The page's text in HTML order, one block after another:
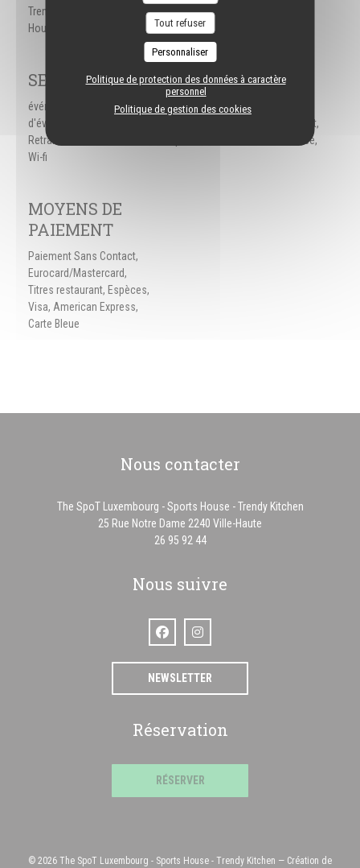
Tout refuser
Personnaliser
Politique de protection des données à caractère
personnel
Politique de gestion des cookies
Trendy Kitchen, Sports
House
SERVICES
événements d’entreprises, événements sportifs, Organisation
d'événements, Evénements sportifs retransmis sur écran géant,
Retransmission d'évènements sportifs, Climatisation, Terrasse,
Wi-fi
MOYENS DE
PAIEMENT
Paiement Sans Contact,
Eurocard/Mastercard,
Titres restaurant, Espèces,
Visa, American Express,
Carte Bleue
Nous contacter
The SpoT Luxembourg - Sports House - Trendy Kitchen
25 Rue Notre Dame 2240 Ville-Haute
26 95 92 44
Nous suivre
Facebook ((ouvre une nouvelle fenêtre))
Instagram ((ouvre une nouvelle
NEWSLETTER
Réservation
RÉSERVER
© 2026 The SpoT Luxembourg - Sports House - Trendy Kitchen — Création de